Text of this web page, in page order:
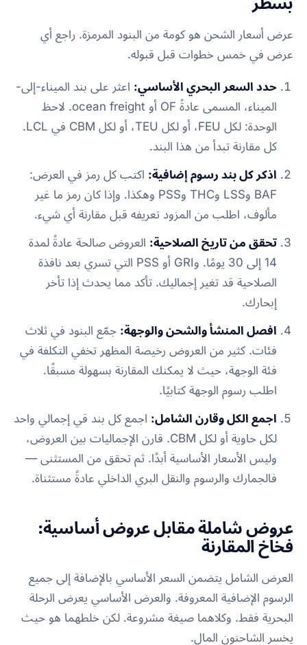
عرض أسعار الشحن هو كومة من البنود المرمزة. راجع أي
عرض في خمس خطوات قبل قبوله.
حدد السعر البحري الأساسي: اعثر على بند الميناء-إلى-
الميناء، المسمى عادةً OF أو ocean freight. لاحظ
الوحدة: لكل FEU، أو لكل TEU، أو لكل CBM في LCL.
كل مقارنة تبدأ من هذا البند.
اذكر كل بند رسوم إضافية: اكتب كل رمز في العرض:
BAF وLSS وTHC وPSS وهكذا. وإذا كان رمز ما غير
مألوف، اطلب من المزود تعريفه قبل مقارنة أي شيء.
تحقق من تاريخ الصلاحية: العروض صالحة عادةً لمدة
14 إلى 30 يومًا. وGRI أو PSS التي تسري بعد نافذة
الصلاحية قد تغير إجماليك. تأكد مما يحدث إذا تأخر
إبحارك.
افصل المنشأ والشحن والوجهة: جمّع البنود في ثلاث
فئات. كثير من العروض رخيصة المظهر تخفي التكلفة في
فئة الوجهة، حيث لا يمكنك المقارنة بسهولة مسبقًا.
اطلب رسوم الوجهة كتابيًا.
اجمع الكل وقارن الشامل: اجمع كل بند في إجمالي واحد
لكل حاوية أو لكل CBM. قارن الإجماليات بين العروض،
وليس الأسعار الأساسية أبدًا. ثم تحقق من المستثنى —
فالجمارك والرسوم والنقل البري الداخلي عادةً مستثناة.
عروض شاملة مقابل عروض أساسية:
فخاخ المقارنة
العرض الشامل يتضمن السعر الأساسي بالإضافة إلى جميع
الرسوم الإضافية المعروفة. والعرض الأساسي يعرض الرحلة
البحرية فقط. وكلاهما صيغة مشروعة. لكن خلطهما هو حيث
يخسر الشاحنون المال.